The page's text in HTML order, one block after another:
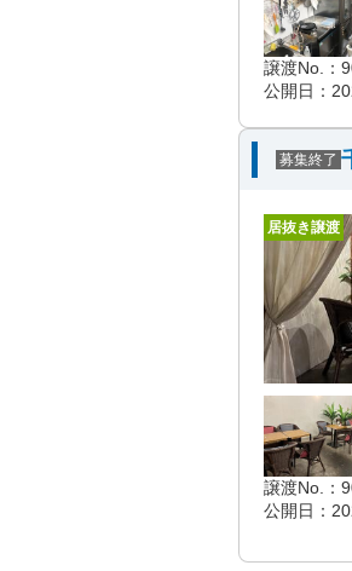
譲渡No.：
公開日：
募集終了
居抜き譲渡
譲渡No.：
公開日：